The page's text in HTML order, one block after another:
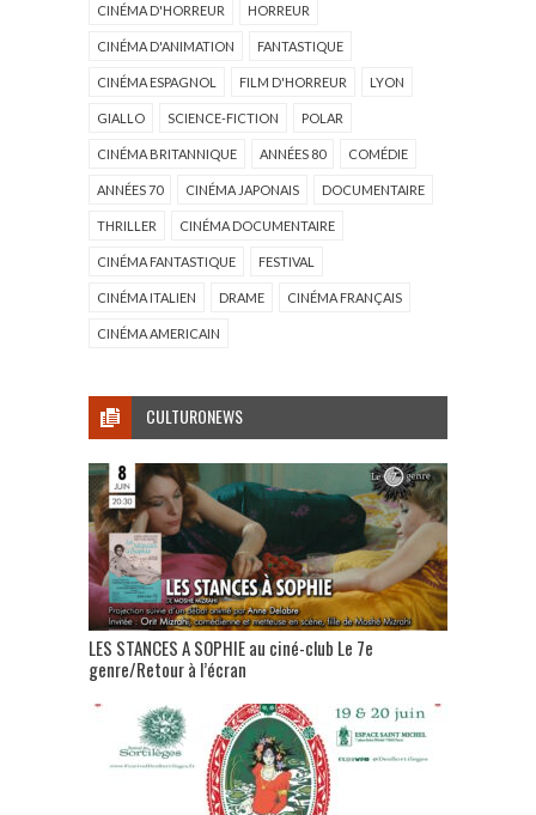
CINÉMA D'HORREUR HORREUR
CINÉMA D'ANIMATION FANTASTIQUE
CINÉMA ESPAGNOL FILM D'HORREUR LYON
GIALLO SCIENCE-FICTION POLAR
CINÉMA BRITANNIQUE ANNÉES 80 COMÉDIE
ANNÉES 70 CINÉMA JAPONAIS DOCUMENTAIRE
THRILLER CINÉMA DOCUMENTAIRE
CINÉMA FANTASTIQUE FESTIVAL
CINÉMA ITALIEN DRAME CINÉMA FRANÇAIS
CINÉMA AMERICAIN
CULTURONEWS
LES STANCES A SOPHIE au ciné-club Le 7e
genre/Retour à l’écran